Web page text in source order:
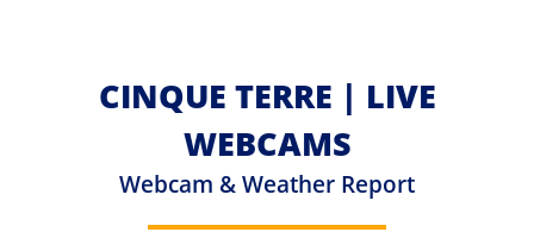
CINQUE TERRE | LIVE
WEBCAMS
Webcam & Weather Report